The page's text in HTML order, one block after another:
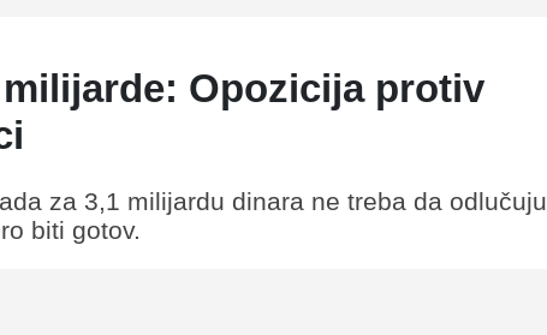
Opozicija protiv
za 3,1 milijardu dinara ne treba da odlučuju
biti gotov.